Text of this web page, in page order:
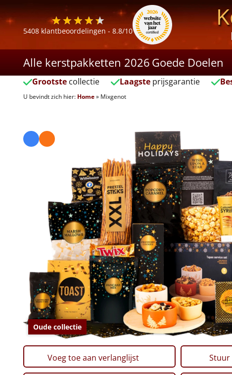
5408 klantbeoordelingen - 8.8/10
Alle kerstpakketten 2026 Goede Doelen
Grootste collectie Laagsteprijsgarantie
U bevindt zich hier: Home» Mixgenot
Oude collectie
Voeg toe aan verlanglijst